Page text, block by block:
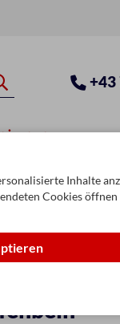
+43
Inhalte
Cookies öffnen